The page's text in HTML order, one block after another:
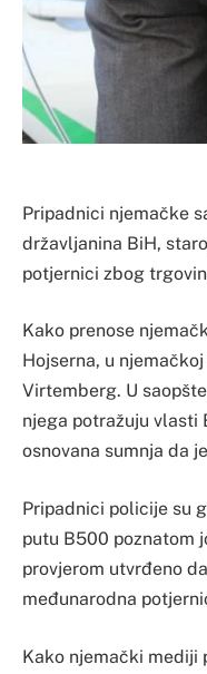
Pripadnici njemačke
državljanina BiH,
potjernici zbog
Kako prenose
Hojserna, u
Virtemberg. U
njega potražuju vlasti
osnovana sumnja da
Pripadnici policije su
putu B500 poznatom
provjerom utvrđeno
međunarodna
Kako njemački mediji